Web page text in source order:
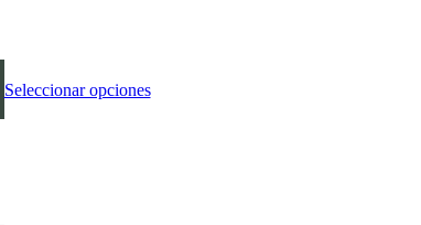
Seleccionar opciones